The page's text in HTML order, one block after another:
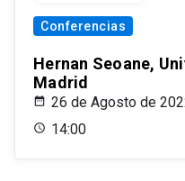
Conferencias
Hernan Seoane,
Madrid
26 de Agosto de
14:00